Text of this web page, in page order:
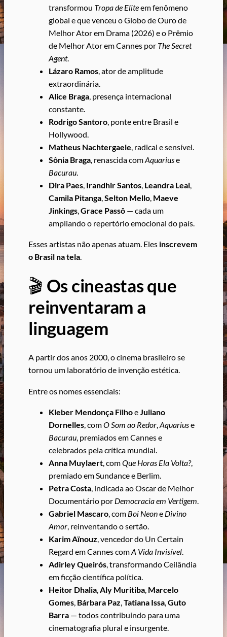
transformou Tropa de Eliteem fenômeno
global e que venceu o Globo de Ouro de
Melhor Ator em Drama (2026) e o Prêmio
de Melhor Ator em Cannes por The Secret
Agent.
Lázaro Ramos, ator de amplitude
extraordinária.
Alice Braga, presença internacional
constante.
Rodrigo Santoro, ponte entre Brasil e
Hollywood.
Matheus Nachtergaele, radical e sensível.
Sônia Braga, renascida comAquariuse
Bacurau.
Dira Paes, Irandhir Santos, Leandra Leal,
Camila Pitanga,Selton Mello, Maeve
Jinkings,Grace Passô — cada um
ampliando o repertório emocional do país.
Esses artistas não apenas atuam. Eles inscrevem
o Brasil na tela.
🎬 Os cineastas que
reinventaram a
linguagem
A partir dos anos 2000, o cinema brasileiro se
tornou um laboratório de invenção estética.
Entre os nomes essenciais:
Kleber Mendonça Filhoe Juliano
Dornelles , comO Som ao Redor Aquariuse
Bacurau , premiados em Cannes e
celebrados pela crítica mundial.
Anna Muylaert , comQue Horas Ela Volta?,
premiado em Sundance e Berlim.
Petra Costa , indicada ao Oscar de Melhor
Documentário por Democracia em Vertigem
Gabriel Mascaro , com Boi Neone Divino
Amor , reinventando o sertão.
Karim Aïnouz , vencedor do Un Certain
Regard em Cannes comA Vida Invisível
Adirley Queirós , transformando Ceilândia
em ficção científica política.
Heitor Dhalia Aly Muritiba Marcelo
Gomes Bárbara Paz Tatiana Issa Guto
Barra — todos contribuindo para uma
cinematografia plural e insurgente.